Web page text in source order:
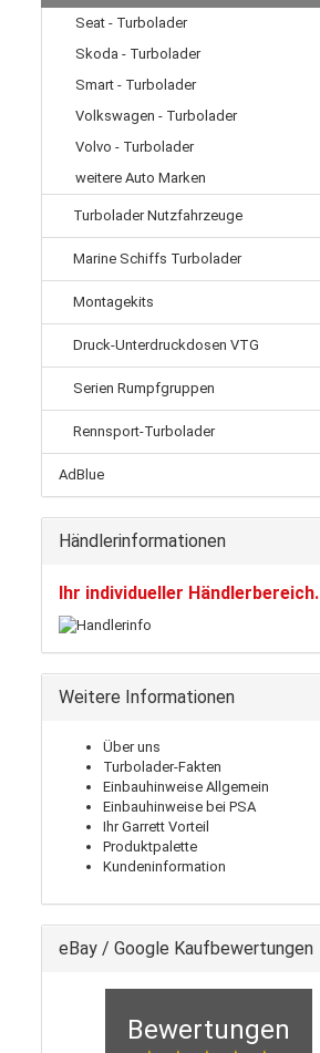
Seat - Turbolader
Skoda - Turbolader
Smart - Turbolader
Volkswagen - Turbolader
Volvo - Turbolader
weitere Auto Marken
Turbolader Nutzfahrzeuge
Marine Schiffs Turbolader
Montagekits
Druck-Unterdruckdosen VTG
Serien Rumpfgruppen
Rennsport-Turbolader
AdBlue
Händlerinformationen
Ihr individueller Händlerbereich.
Weitere Informationen
Über uns
Turbolader-Fakten
Einbauhinweise Allgemein
Einbauhinweise bei PSA
Ihr Garrett Vorteil
Produktpalette
Kundeninformation
eBay / Google Kaufbewertungen
Bewertungen